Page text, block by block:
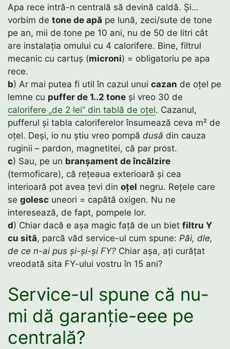
Apa rece intră-n centrală să devină caldă. Și…
vorbim de tone de apă pe lună, zeci/sute de tone
pe an, mii de tone pe 10 ani, nu de 50 de litri cât
are instalația omului cu 4 calorifere. Bine, filtrul
mecanic cu cartuș (microni) = obligatoriu pe apa
rece.
b) Ar mai putea fi util în cazul unui cazan de oțel pe
lemne cu puffer de 1..2 tone și vreo 30 de
calorifere „de 2 lei” din tablă de oțel. Cazanul,
pufferul și tabla caloriferelor însumează ceva m² de
oțel. Deși, io nu știu vreo pompă dusă din cauza
ruginii – pardon, magnetitei, că par prost.
c) Sau, pe un branșament de încălzire
(termoficare), că rețeaua exterioară și cea
interioară pot avea țevi din oțel negru. Rețele care
se golesc uneori = capătă oxigen. Nu ne
interesează, de fapt, pompele lor.
d) Chiar dacă e așa magic față de un biet filtru Y
cu sită, parcă văd service-ul cum spune: Păi, dle,
de ce n-ai pus și-și-și FY? Chiar așa, ați curățat
vreodată sita FY-ului vostru în 15 ani?
Service-ul spune că nu-
mi dă garanție-eee pe
centrală?